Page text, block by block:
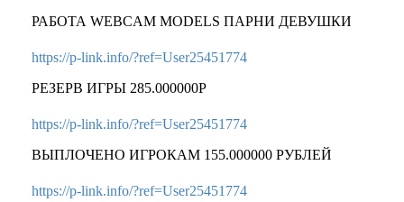
РАБОТА WEBCAM MODELS ПАРНИ ДЕВУШКИ
https://p-link.info/?ref=User25451774
РЕЗЕРВ ИГРЫ 285.000000Р
https://p-link.info/?ref=User25451774
ВЫПЛОЧЕНО ИГРОКАМ 155.000000 РУБЛЕЙ
https://p-link.info/?ref=User25451774